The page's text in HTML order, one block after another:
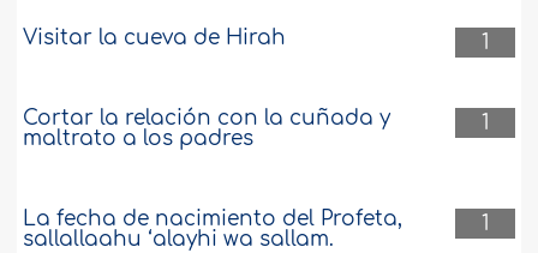
1
Visitar la cueva de Hirah
1
Cortar la relación con la cuñada y
maltrato a los padres
1
La fecha de nacimiento del Profeta,
sallallaahu ‘alayhi wa sallam.